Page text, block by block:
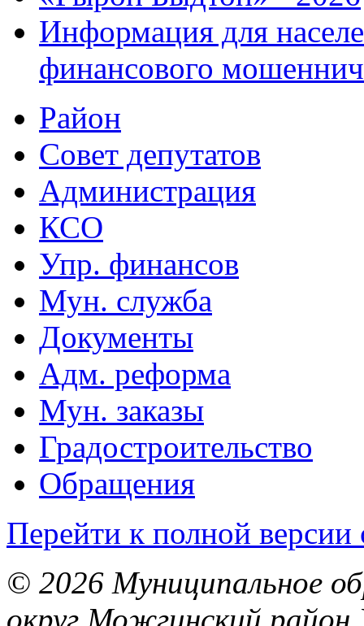
Информация для
финансового
Район
Совет депутатов
Администрация
КСО
Упр. финансов
Мун. служба
Документы
Адм. реформа
Мун. заказы
Градостроительство
Обращения
Перейти к полной версии
© 2026 Муниципальное
округ Можгинский район